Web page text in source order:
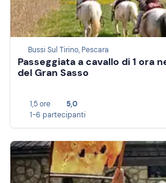
Bussi Sul Tirino, Pescara
Passeggiata a cavallo di 1 ora
del Gran Sasso
1,5 ore
5,0
1-6 partecipanti